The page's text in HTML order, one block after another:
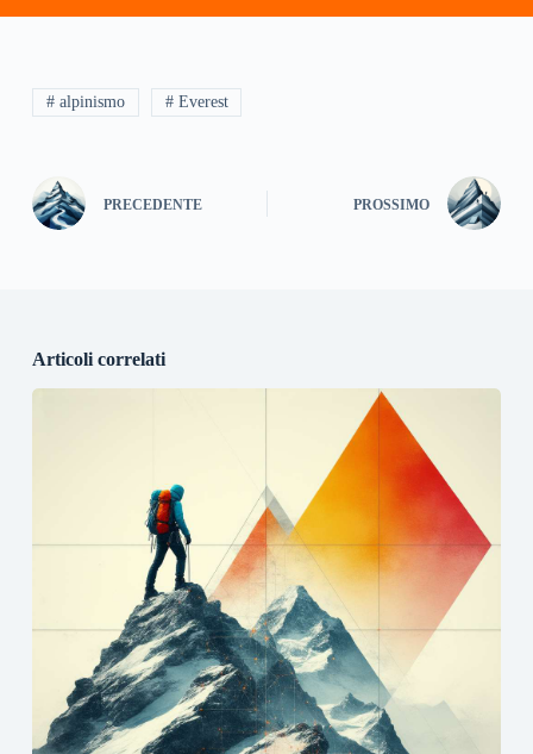
# alpinismo # Everest
PRECEDENTE PROSSIMO
Articoli correlati